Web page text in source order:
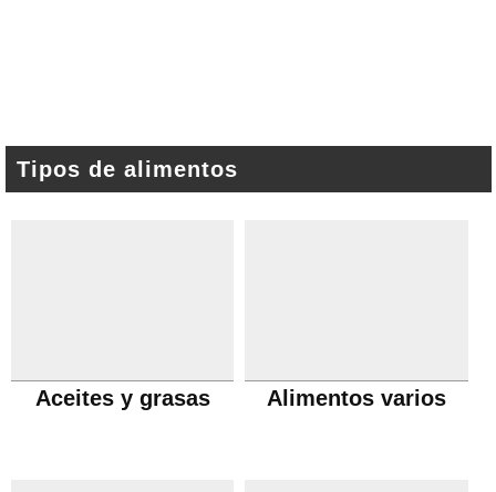
Tipos de alimentos
Aceites y grasas Alimentos varios